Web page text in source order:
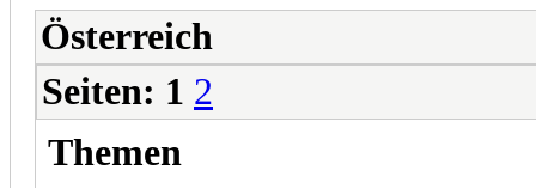
Österreich
Seiten: 1 2
Themen